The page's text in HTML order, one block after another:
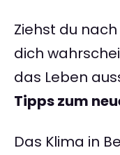
Ziehst du
dich
das Leben
Tipps zum
Das Klima in